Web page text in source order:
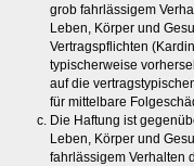
grob fahrlässigem
Leben, Körper und
Vertragspflichten
typischerweise
auf die
für mittelbare
Die Haftung ist
Leben, Körper und
fahrlässigem Verhalten